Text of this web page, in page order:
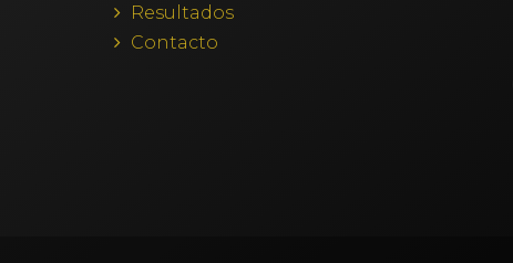
Resultados
Contacto